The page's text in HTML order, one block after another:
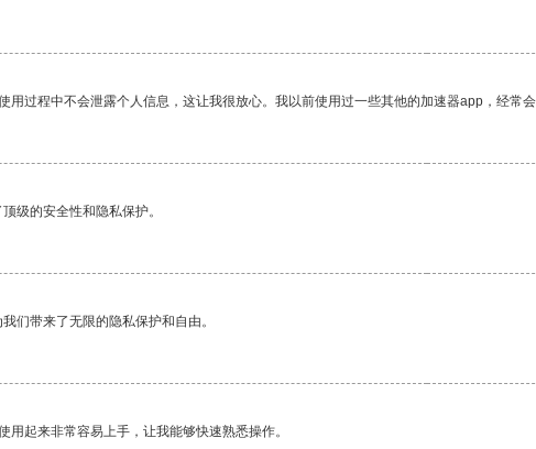
用过程中不会泄露个人信息，这让我很放心。我以前使用过一些其他的加速器app，经常
级的安全性和隐私保护。
们带来了无限的隐私保护和自由。
用起来非常容易上手，让我能够快速熟悉操作。